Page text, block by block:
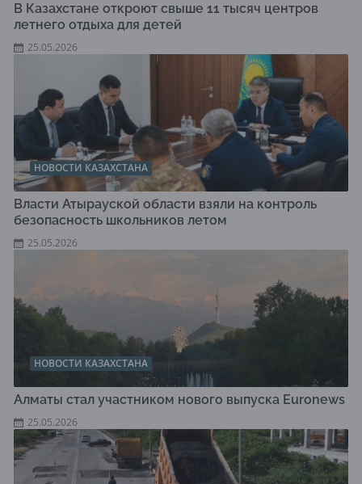
В Казахстане откроют свыше 11 тысяч центров
летнего отдыха для детей
25.05.2026
НОВОСТИ КАЗАХСТАНА
Власти Атырауской области взяли на контроль
безопасность школьников летом
25.05.2026
НОВОСТИ КАЗАХСТАНА
Алматы стал участником нового выпуска Euronews
25.05.2026